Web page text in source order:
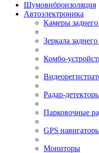
Шумовиброизоляция
Автоэлектроника
Камеры
Зеркала
Комбо-
Радар-
Парковочные
GPS
Мониторы